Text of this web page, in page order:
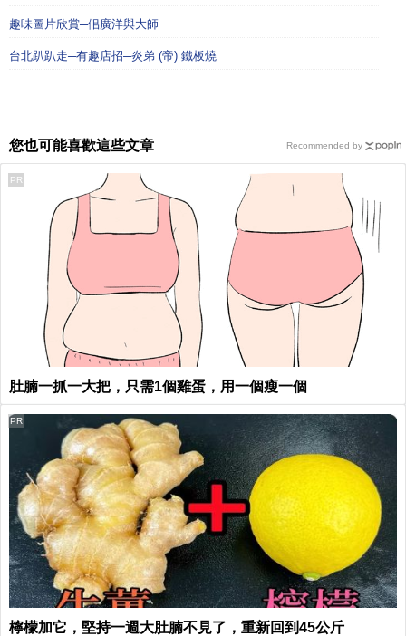
趣味圖片欣賞─佀廣洋與大師
台北趴趴走─有趣店招─炎弟 (帝) 鐵板燒
您也可能喜歡這些文章
肚腩一抓一大把，只需1個雞蛋，用一個瘦一個
PR
檸檬加它，堅持一週大肚腩不見了，重新回到45公斤
PR
Recommended by